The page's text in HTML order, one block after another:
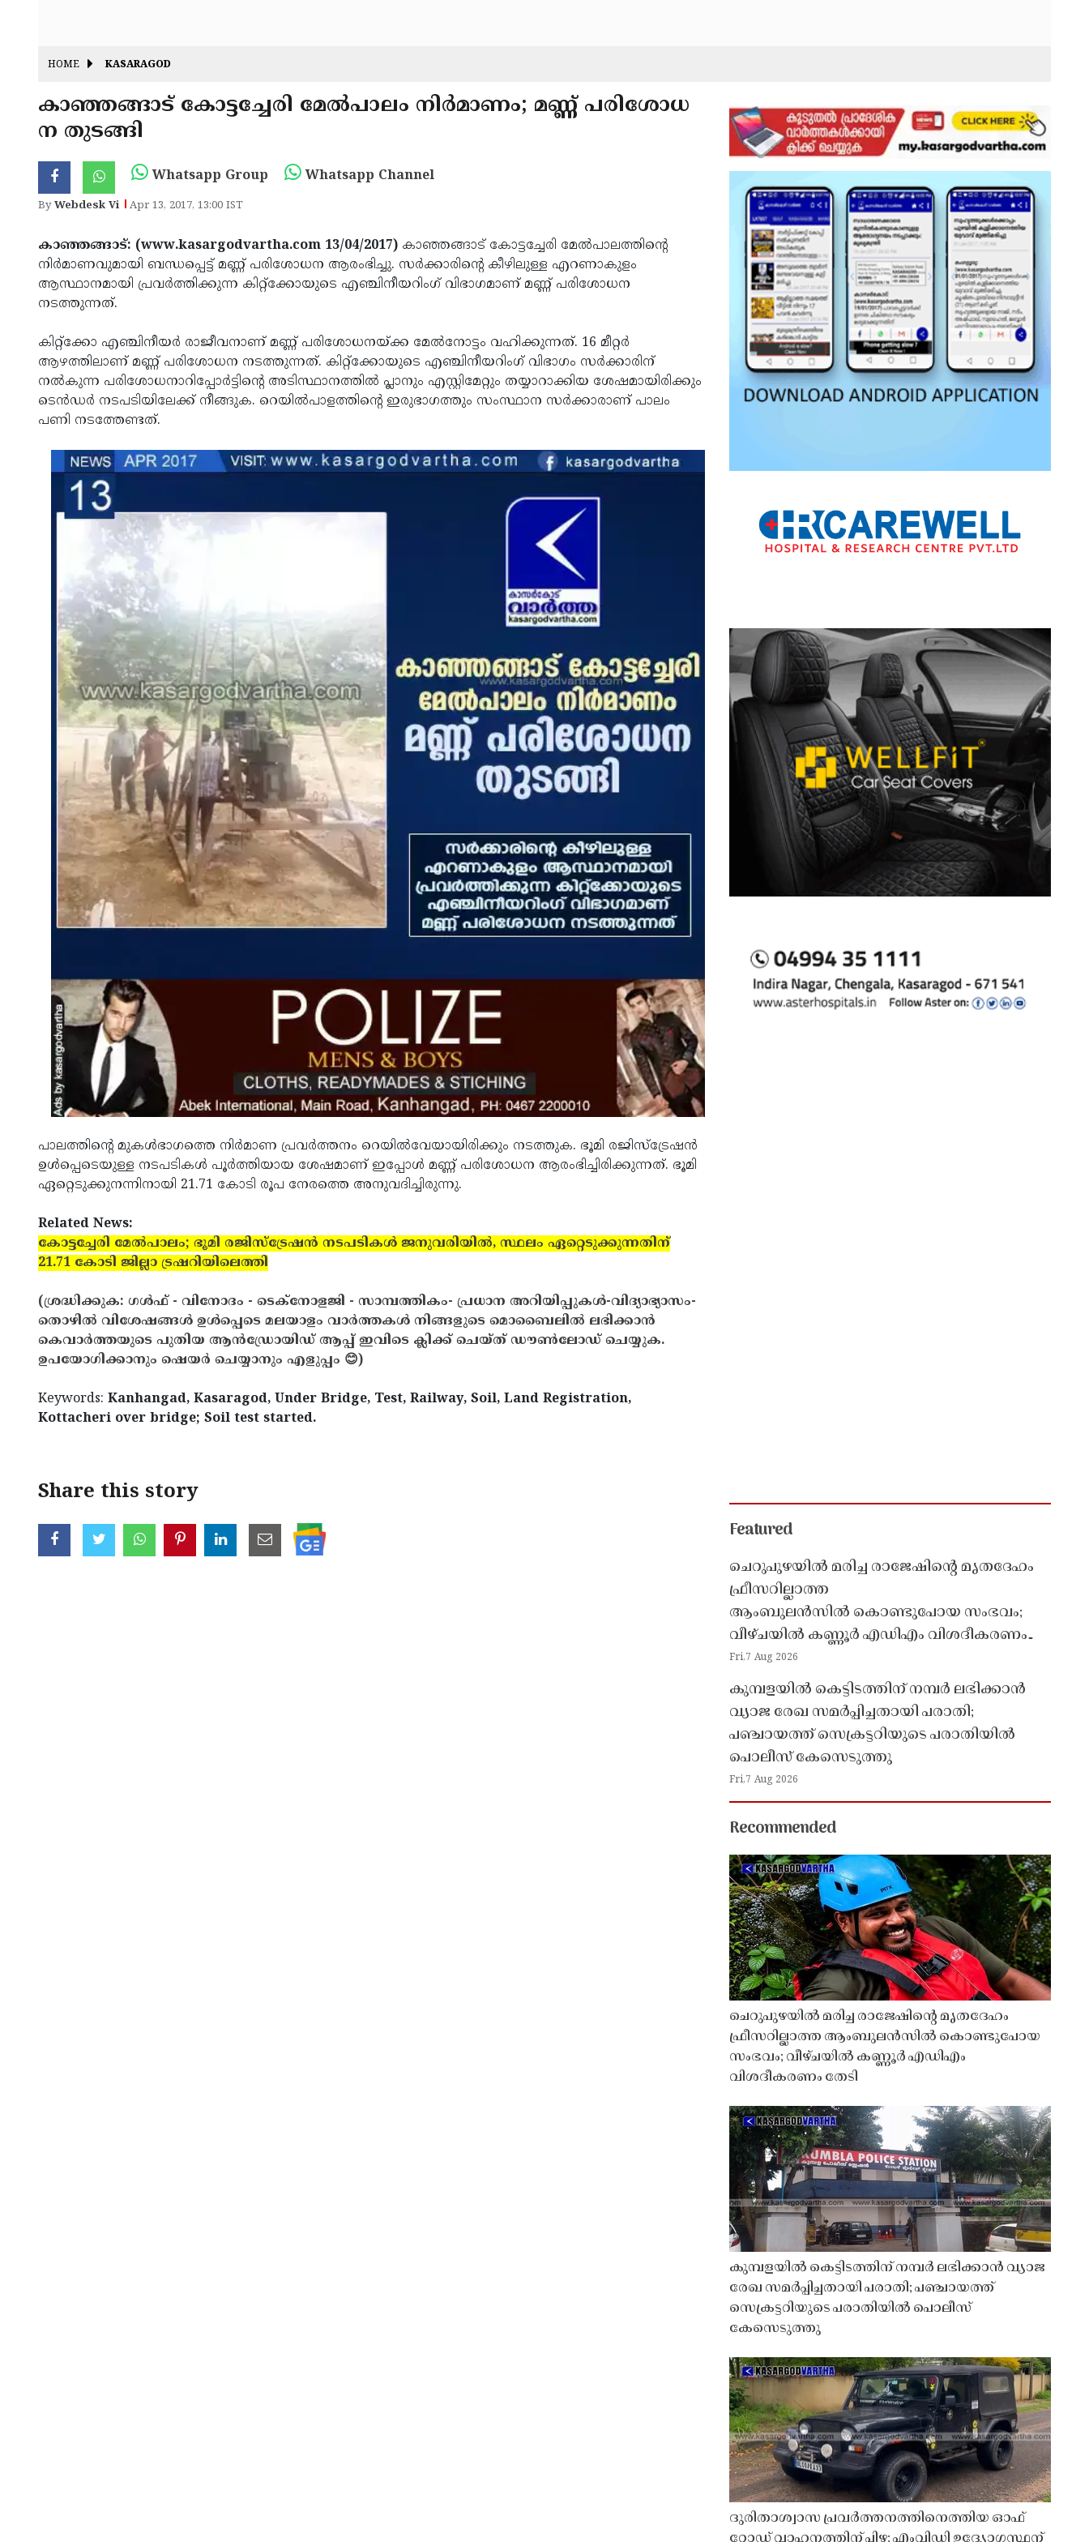
HOME KASARAGOD
കാഞ്ഞങ്ങാട് കോട്ടച്ചേരി മേല്‍പാലം നിര്‍മാണം; മണ്ണ് പരിശോധ
ന തുടങ്ങി
Whatsapp Group Whatsapp Channel
ByWebdesk Vi Apr 13, 2017, 13:00 IST
കാഞ്ഞങ്ങാട്: (www.kasargodvartha.com 13/04/2017) കാഞ്ഞങ്ങാട് കോട്ടച്ചേരി മേല്‍പാലത്തിന്റെ
നിര്‍മാണവുമായി ബന്ധപ്പെട്ട് മണ്ണ് പരിശോധന ആരംഭിച്ചു. സര്‍ക്കാരിന്റെ കീഴിലുള്ള എറണാകുളം
ആസ്ഥാനമായി പ്രവര്‍ത്തിക്കുന്ന കിറ്റ്‌ക്കോയുടെ എഞ്ചിനീയറിംഗ് വിഭാഗമാണ് മണ്ണ് പരിശോധന
നടത്തുന്നത്.
കിറ്റ്‌ക്കോ എഞ്ചിനീയര്‍ രാജീവനാണ് മണ്ണ് പരിശോധനയ്ക്ക മേല്‍നോട്ടം വഹിക്കുന്നത്. 16 മീറ്റര്‍
ആഴത്തിലാണ് മണ്ണ് പരിശോധന നടത്തുന്നത്. കിറ്റ്‌ക്കോയുടെ എഞ്ചിനീയറിംഗ് വിഭാഗം സര്‍ക്കാരിന്
നല്‍കുന്ന പരിശോധനാറിപ്പോര്‍ട്ടിന്റെ അടിസ്ഥാനത്തില്‍ പ്ലാനും എസ്റ്റിമേറ്റും തയ്യാറാക്കിയ ശേഷമായിരിക്കും
ടെന്‍ഡര്‍ നടപടിയിലേക്ക് നീങ്ങുക. റെയില്‍പാളത്തിന്റെ ഇരുഭാഗത്തും സംസ്ഥാന സര്‍ക്കാരാണ് പാലം
പണി നടത്തേണ്ടത്.
പാലത്തിന്റെ മുകള്‍ഭാഗത്തെ നിര്‍മാണ പ്രവര്‍ത്തനം റെയില്‍വേയായിരിക്കും നടത്തുക. ഭൂമി രജിസ്‌ട്രേഷന്‍
ഉള്‍പ്പെടെയുള്ള നടപടികള്‍ പൂര്‍ത്തിയായ ശേഷമാണ് ഇപ്പോള്‍ മണ്ണ് പരിശോധന ആരംഭിച്ചിരിക്കുന്നത്. ഭൂമി
ഏറ്റെടുക്കുനന്നിനായി 21.71 കോടി രൂപ നേരത്തെ അനുവദിച്ചിരുന്നു.
Related News:
കോട്ടച്ചേരി മേല്‍പാലം; ഭൂമി രജിസ്‌ട്രേഷന്‍ നടപടികള്‍ ജനുവരിയില്‍, സ്ഥലം ഏറ്റെടുക്കുന്നതിന്
21.71 കോടി ജില്ലാ ട്രഷറിയിലെത്തി
(ശ്രദ്ധിക്കുക: ഗൾഫ് - വിനോദം - ടെക്നോളജി - സാമ്പത്തികം- പ്രധാന അറിയിപ്പുകൾ-വിദ്യാഭ്യാസം-
തൊഴിൽ വിശേഷങ്ങൾ ഉൾപ്പെടെ മലയാളം വാർത്തകൾ നിങ്ങളുടെ മൊബൈലിൽ ലഭിക്കാൻ
കെവാർത്തയുടെ പുതിയ ആൻഡ്രോയിഡ് ആപ്പ് ഇവിടെ ക്ലിക്ക് ചെയ്ത് ഡൗൺലോഡ് ചെയ്യുക.
ഉപയോഗിക്കാനും ഷെയർ ചെയ്യാനും എളുപ്പം 😊)
Keywords: Kanhangad, Kasaragod, Under Bridge, Test, Railway, Soil, Land Registration,
Kottacheri over bridge; Soil test started.
Share this story
Featured
ചെറുപുഴയിൽ മരിച്ച രാജേഷിൻ്റെ മൃതദേഹം
ഫ്രീസറില്ലാത്ത
ആംബുലൻസിൽ കൊണ്ടുപോയ സംഭവം;
വീഴ്ചയിൽ കണ്ണൂർ എഡിഎം വിശദീകരണം
തേടി
Fri,7 Aug 2026
കുമ്പളയിൽ കെട്ടിടത്തിന് നമ്പർ ലഭിക്കാൻ
വ്യാജ രേഖ സമർപ്പിച്ചതായി പരാതി;
പഞ്ചായത്ത് സെക്രട്ടറിയുടെ പരാതിയിൽ
പൊലീസ് കേസെടുത്തു
Fri,7 Aug 2026
Recommended
ചെറുപുഴയിൽ മരിച്ച രാജേഷിൻ്റെ മൃതദേഹം
ഫ്രീസറില്ലാത്ത ആംബുലൻസിൽ കൊണ്ടുപോയ
സംഭവം; വീഴ്ചയിൽ കണ്ണൂർ എഡിഎം
വിശദീകരണം തേടി
കുമ്പളയിൽ കെട്ടിടത്തിന് നമ്പർ ലഭിക്കാൻ വ്യാജ
രേഖ സമർപ്പിച്ചതായി പരാതി; പഞ്ചായത്ത്
സെക്രട്ടറിയുടെ പരാതിയിൽ പൊലീസ്
കേസെടുത്തു
ദുരിതാശ്വാസ പ്രവർത്തനത്തിനെത്തിയ ഓഫ്